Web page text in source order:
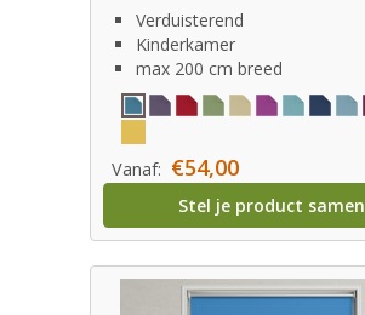
Verduisterend
Kinderkamer
max 200 cm breed
Vanaf: €54,00
Stel je product samen